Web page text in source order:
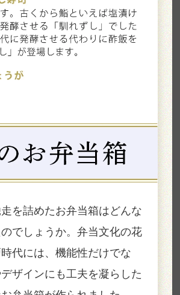
を詰めたお弁当箱はどんな
でしょうか。弁当文化の花
代には、機能性だけでな
ザインにも工夫を凝らした